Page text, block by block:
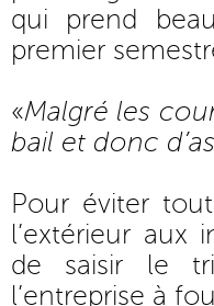
qui prend
premier
«Malgré les
bail et donc
Pour éviter
l’extérieur aux
de saisir le
l’entreprise à